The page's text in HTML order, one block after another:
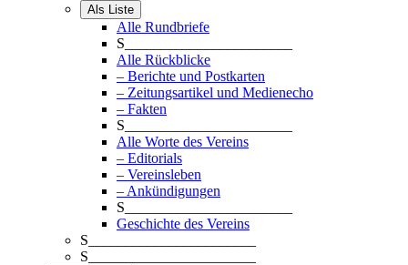
Als Liste
Alle Rundbriefe
S_______________________
Alle Rückblicke
– Berichte und Postkarten
– Zeitungsartikel und Medienecho
– Fakten
S_______________________
Alle Worte des Vereins
– Editorials
– Vereinsleben
– Ankündigungen
S_______________________
Geschichte des Vereins
S_______________________
S_______________________